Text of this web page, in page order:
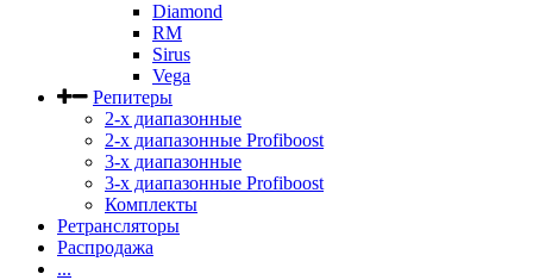
Diamond
RM
Sirus
Vega
Репитеры
2-х диапазонные
2-х диапазонные Profiboost
3-х диапазонные
3-х диапазонные Profiboost
Комплекты
Ретрансляторы
Распродажа
...